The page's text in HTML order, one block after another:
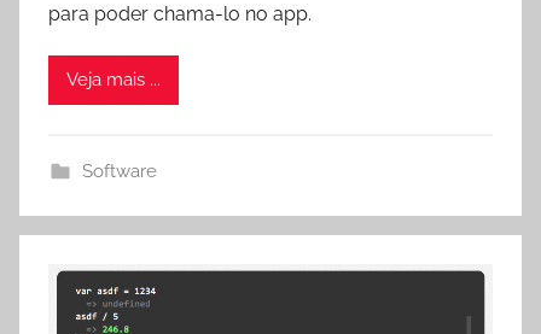
para poder chama-lo no app.
Veja mais ...
Software